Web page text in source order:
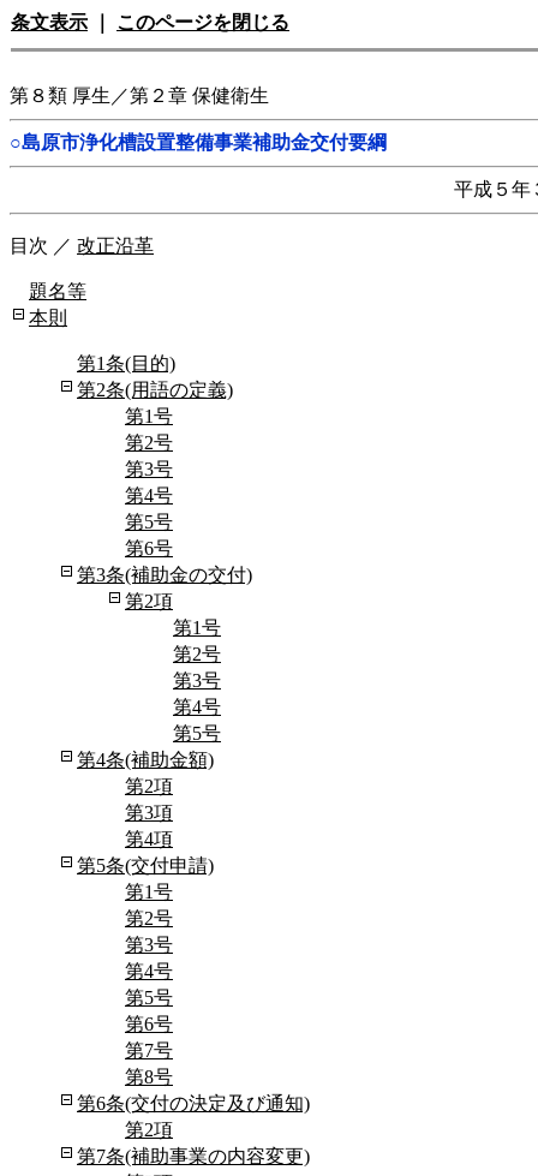
条文表示 このページを閉じる
第８類 厚生／第２章 保健衛生
○島原市浄化槽設置整備事業補助金交付要綱
平成５年
目次 ／ 改正沿革
題名等
本則
第1条(目的)
第2条(用語の定義)
第1号
第2号
第3号
第4号
第5号
第6号
第3条(補助金の交付)
第2項
第1号
第2号
第3号
第4号
第5号
第4条(補助金額)
第2項
第3項
第4項
第5条(交付申請)
第1号
第2号
第3号
第4号
第5号
第6号
第7号
第8号
第6条(交付の決定及び通知)
第2項
第7条(補助事業の内容変更)